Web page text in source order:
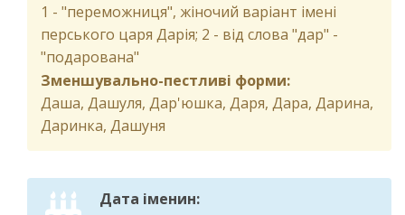
1 - "переможниця", жіночий варіант імені
перського царя Дарія; 2 - від слова "дар" -
"подарована"
Зменшувально-пестливі форми:
Даша, Дашуля, Дар'юшка, Даря, Дара, Дарина,
Даринка, Дашуня
Дата іменин: